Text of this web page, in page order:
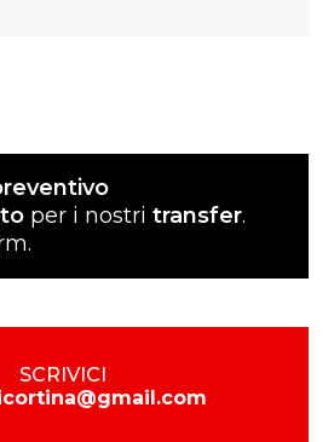
per i nostri transfer.
SCRIVICI